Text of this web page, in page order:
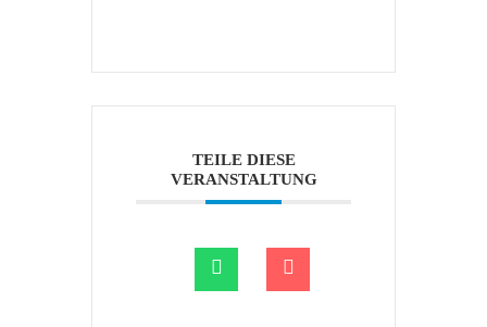
TEILE DIESE
VERANSTALTUNG